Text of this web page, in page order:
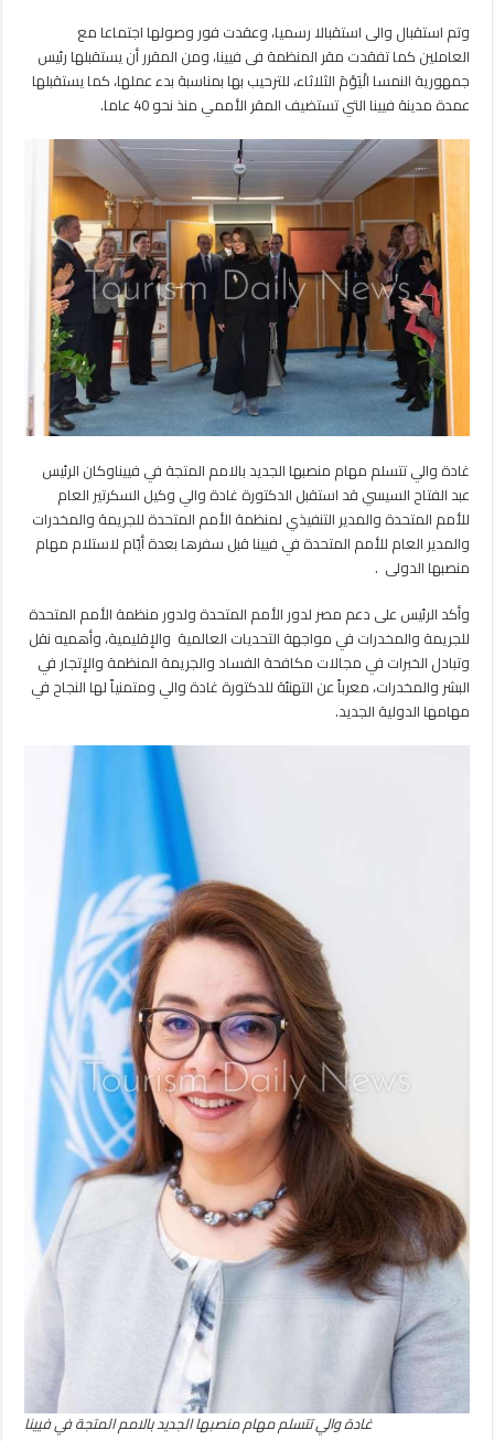
في
فيينا
مغلقة
وتم استقبال والى استقبالا رسميا، وعقدت فور وصولها اجتماعا مع
العاملين كما تفقدت مقر المنظمة فى فيينا، ومن المقرر أن يستقبلها رئيس
جمهورية النمسا الْيَوْمَ الثلاثاء، للترحيب بها بمناسبة بدء عملها، كما يستقبلها
عمدة مدينة فيينا التي تستضيف المقر الأممي منذ نحو 40 عاما.
غادة والي تتسلم مهام منصبها الجديد بالامم المتجة في فييناوكان الرئيس
عبد الفتاح السيسي قد استقبل الدكتورة غادة والي وكيل السكرتير العام
للأمم المتحدة والمدير التنفيذي لمنظمة الأمم المتحدة للجريمة والمخدرات
والمدير العام للأمم المتحدة في فيينا قبل سفرها بعدة أيّام لاستلام مهام
منصبها الدولى .
وأكد الرئيس على دعم مصر لدور الأمم المتحدة ولدور منظمة الأمم المتحدة
للجريمة والمخدرات في مواجهة التحديات العالمية والإقليمية، وأهميه نقل
وتبادل الخبرات في مجالات مكافحة الفساد والجريمة المنظمة والإتجار في
البشر والمخدرات، معرباً عن التهنئة للدكتورة غادة والي ومتمنياً لها النجاح في
مهامها الدولية الجديد.
غادة والي تتسلم مهام منصبها الجديد بالامم المتجة في فيينا